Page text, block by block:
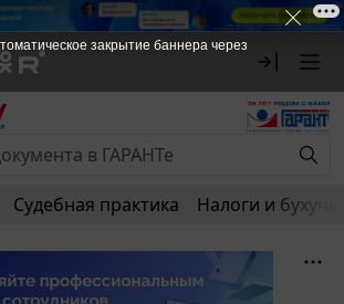
Судебная практика Налоги и
закрытие баннера через